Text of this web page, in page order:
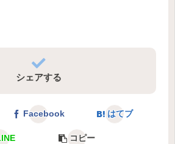
シェアする
Facebook はてブ
コピー